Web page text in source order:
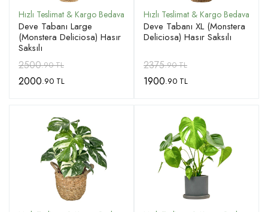
Deve Tabanı Large
(Monstera Deliciosa) Hasır
Saksılı
2500.90 TL
2000.90 TL
Deve Tabanı XL (Monstera
Deliciosa) Hasır Saksılı
2375.90 TL
1900.90 TL